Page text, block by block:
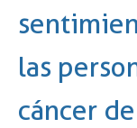
las
cáncer